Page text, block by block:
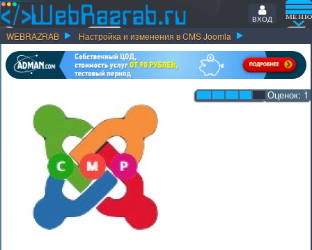
ВХОД
WEBRAZRAB Настройка и изменения в CMS Joomla
Оценок: 1